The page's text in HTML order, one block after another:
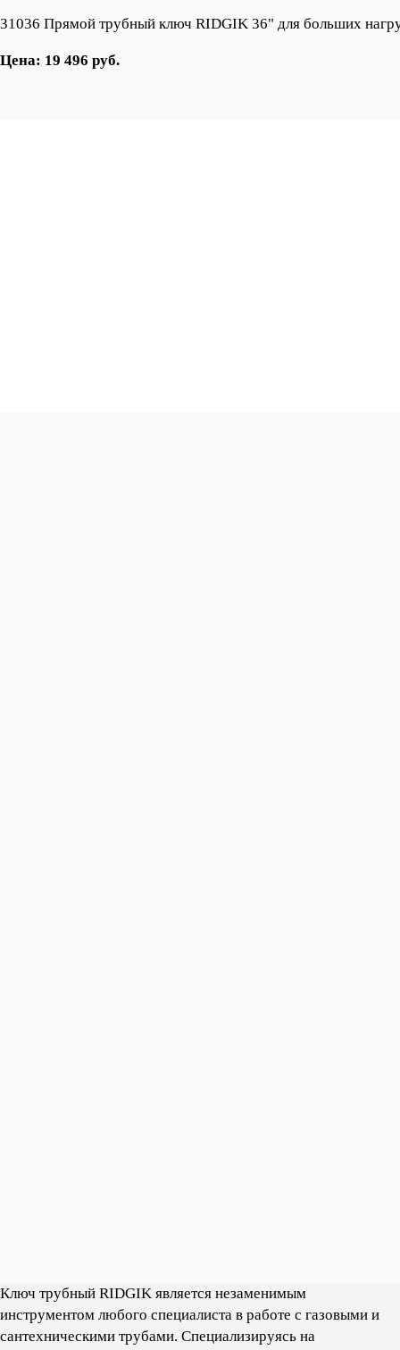
31036 Прямой трубный ключ RIDGIK 36" для больших
Цена: 19 496 руб.
Ключ трубный RIDGIK является незаменимым
инструментом любого специалиста в работе с газовыми и
сантехническими трубами. Cпециализируясь на